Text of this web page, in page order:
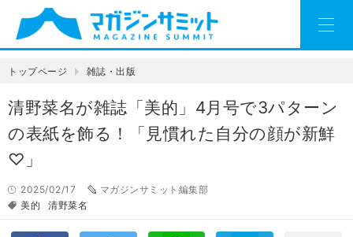
トップページ 雑誌・出版
清野菜名が雑誌「美的」4月号で3パターン
の表紙を飾る！「見慣れた自分の顔が新鮮
♡」
2025/02/17
マガジンサミット編集部
美的
清野菜名